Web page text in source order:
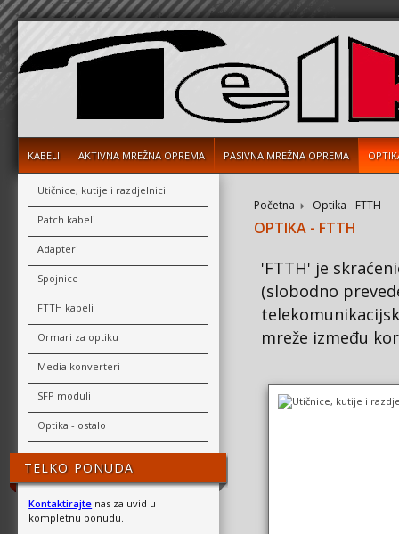
KABELI AKTIVNA MREŽNA OPREMA PASIVNA MREŽNA OPREMA
Utičnice, kutije i razdjelnici
Patch kabeli
Adapteri
Spojnice
FTTH kabeli
Ormari za optiku
Media konverteri
SFP moduli
Optika - ostalo
TELKO PONUDA
Kontaktirajte nas za uvid u
kompletnu ponudu.
Početna Optika - FTTH
OPTIKA - FTTH
'FTTH' je
(slobodno
mreže između